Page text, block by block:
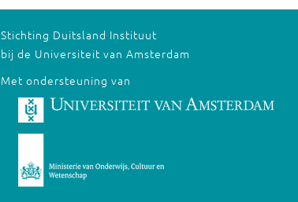
Stichting Duitsland Instituut
bij de Universiteit van Amsterdam
Met ondersteuning van